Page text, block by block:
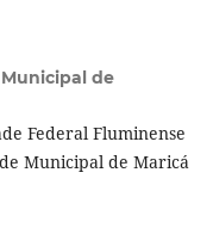
de
Federal Fluminense
Municipal de Maricá